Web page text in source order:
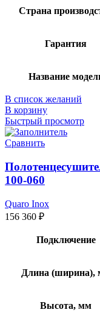
Страна
Гарантия
Название
В список желаний
В корзину
Быстрый просмотр
Сравнить
100-060
Quaro Inox
156 360 ₽
Подключение
Длина (ширина),
Высота, мм